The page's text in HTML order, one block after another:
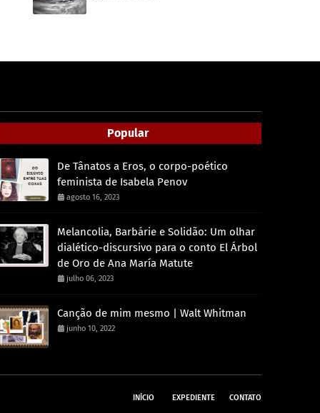
Popular
De Tânatos a Eros, o corpo-poético
feminista de Isabela Penov
agosto 16, 2023
Melancolia, Barbárie e Solidão: Um olhar
dialético-discursivo para o conto El Árbol
de Oro de Ana María Matute
julho 06, 2023
Canção de mim mesmo | Walt Whitman
junho 10, 2022
INÍCIO EXPEDIENTE CONTATO